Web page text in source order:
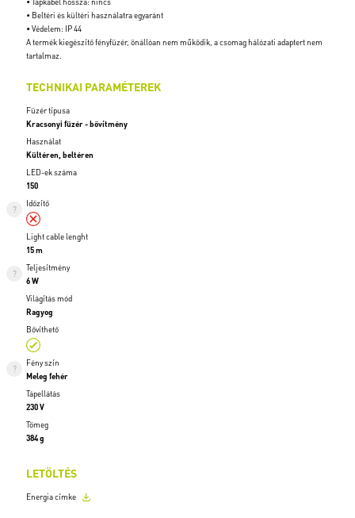
• Beltéri és kültéri használatra egyaránt
• Védelem: IP 44
A termék kiegészítő fényfüzér, önállóan nem működik, a csomag hálózati adaptert nem
tartalmaz.
TECHNIKAI PARAMÉTEREK
Füzér típusa
Kracsonyi füzér - bővítmény
Használat
Kültéren, beltéren
LED-ek száma
150
Időzítő
Light cable lenght
15 m
Teljesítmény
6 W
Világítás mód
Ragyog
Bővíthető
Fény szín
Meleg fehér
Tápellátás
230 V
Tömeg
384 g
LETÖLTÉS
Energia címke